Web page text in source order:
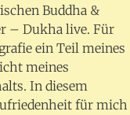
Buddha &
– Dukha live. Für
ein Teil meines
meines
In diesem
für mich